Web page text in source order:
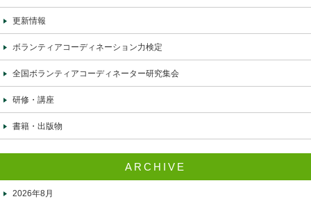
更新情報
ボランティアコーディネーション力検定
全国ボランティアコーディネーター研究集会
研修・講座
書籍・出版物
ARCHIVE
2026年8月